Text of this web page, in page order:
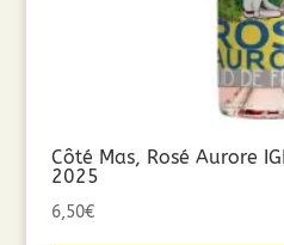
Côté Mas, Rosé Aurore
2025
6,50€